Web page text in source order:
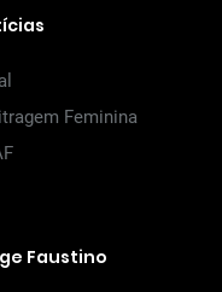
Feminina
Faustino